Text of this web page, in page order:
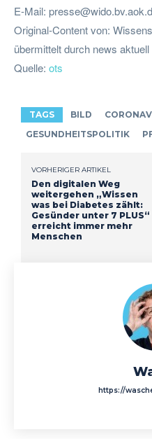
E-Mail:
Original-Content von:
übermittelt durch news aktuell
Quelle: ots
TAGS BILD
GESUNDHEITSPOLITIK
VORHERIGER ARTIKEL
Den digitalen Weg
weitergehen „Wissen
was bei Diabetes zählt:
Gesünder unter 7 PLUS“
erreicht immer mehr
Menschen
https://